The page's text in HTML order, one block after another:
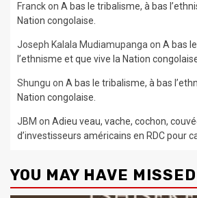
Franckon A bas le tribalisme, à bas
Nation congolaise.
Joseph Kalala Mudiamupanga on A bas
l’ethnisme et que vive la Nation
Shungu on A bas le tribalisme, à bas
Nation congolaise.
JBM on Adieu veau, vache, cochon,
d’investisseurs américains en RDC pour
YOU MAY HAVE MISSED